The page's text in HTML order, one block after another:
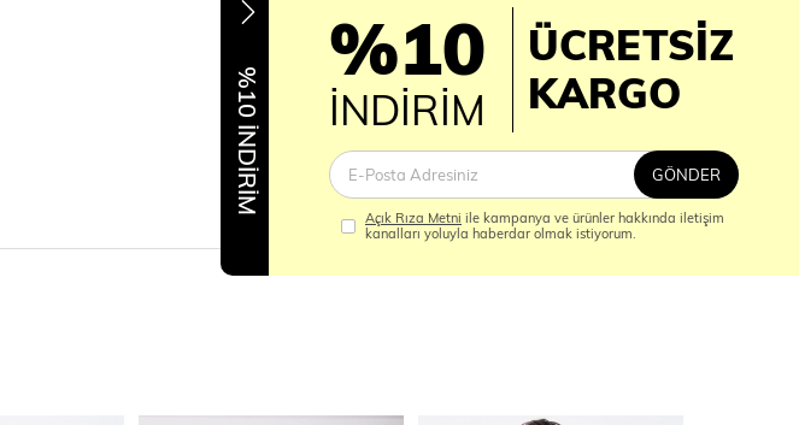
%10 İNDİRİM
%10
İNDİRİM
ÜCRETSİZ
KARGO
GÖNDER
Açık Rıza Metni ile kampanya ve ürünler hakkında iletişim
kanalları yoluyla haberdar olmak istiyorum.